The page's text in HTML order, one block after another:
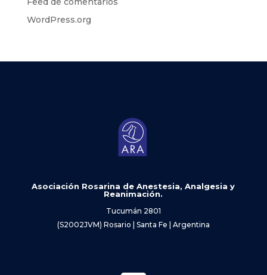
WordPress.org
Asociación Rosarina de Anestesia, Analgesia y
Reanimación.
Tucumán 2801
(S2002JVM) Rosario | Santa Fe | Argentina